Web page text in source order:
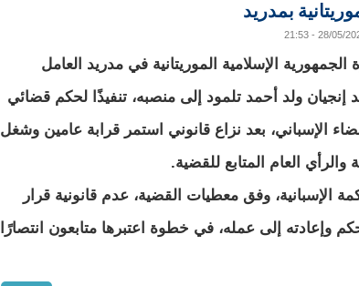
بمدريد
الإسلامية الموريتانية في مدريد العامل
إنجيان ولد أحمد تلمود إلى منصبه، تنفيذًا لحكم قضائي
الإسباني، بعد نزاع قانوني استمر قرابة عامين وشغل
والرأي العام المتابع للقضية.
الإسبانية، وفق معطيات القضية، عدم قانونية قرار
وإعادته إلى عمله، في خطوة اعتبرها متابعون انتصارًا